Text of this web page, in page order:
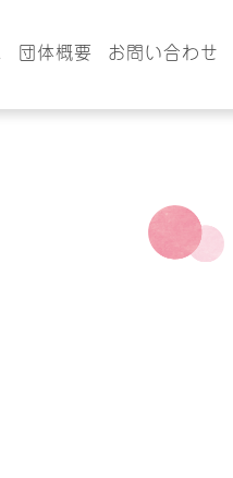
団体概要 お問い合わせ